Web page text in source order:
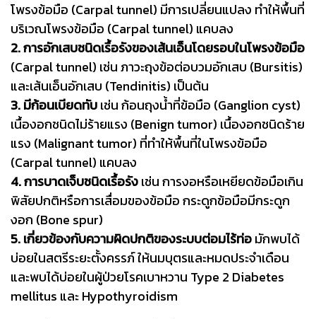
โพรงข้อมือ (Carpal tunnel) มีการเปลี่ยนแปลง ทำให้พื้นที่
บริเวณโพรงข้อมือ (Carpal tunnel) แคบลง
2. การอักเสบชนิดเรื้อรังของเส้นเอ็นโดยรอบในโพรงข้อมือ
(Carpal tunnel) เช่น ภาวะถุงข้อต่อบวมอักเสบ (Bursitis)
และเส้นเอ็นอักเสบ (Tendinitis) เป็นต้น
3. มีก้อนเบียดทับเช่น ก้อนถุงน้ำที่ข้อมือ (Ganglion cyst)
เนื้องอกชนิดไม่ร้ายแรง (Benign tumor) เนื้องอกชนิดร้าย
แรง (Malignant tumor) ที่ทำให้พื้นที่ในโพรงข้อมือ
(Carpal tunnel) แคบลง
4. การบาดเจ็บชนิดเรื้อรังเช่น การงอหรือเหยียดข้อมือเกิน
พิสัยปกติหรือการเสื่อมของข้อมือ กระดูกข้อมือมีกระดูก
งอก (Bone spur)
5. เกี่ยวข้องกับความผิดปกติของระบบต่อมไร้ท่อมักพบได้
บ่อยในสตรีระยะตั้งครรภ์ ให้นมบุตรและหมดประจำเดือน
และพบได้บ่อยในผู้ป่วยโรคเบาหวาน Type 2 Diabetes
mellitus และ Hypothyroidism